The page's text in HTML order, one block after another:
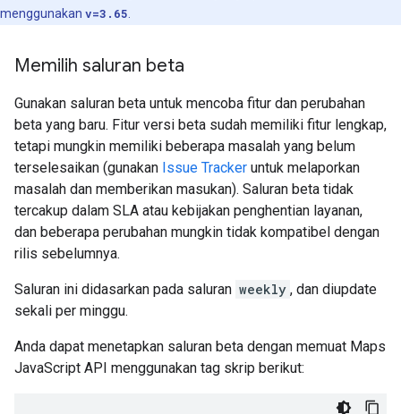
menggunakan v=3.65
Memilih saluran beta
Gunakan saluran beta untuk mencoba fitur dan perubahan
beta yang baru. Fitur versi beta sudah memiliki fitur lengkap,
tetapi mungkin memiliki beberapa masalah yang belum
terselesaikan (gunakan Issue Tracker untuk melaporkan
masalah dan memberikan masukan). Saluran beta tidak
tercakup dalam SLA atau kebijakan penghentian layanan,
dan beberapa perubahan mungkin tidak kompatibel dengan
rilis sebelumnya.
Saluran ini didasarkan pada saluran weekly , dan diupdate
sekali per minggu.
Anda dapat menetapkan saluran beta dengan memuat Maps
JavaScript API menggunakan tag skrip berikut: